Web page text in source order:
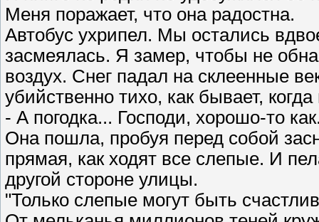
Меня поражает, что она радостна.
Автобус ухрипел. Мы остались
засмеялась. Я замер, чтобы не
воздух. Снег падал на склеенные
убийственно тихо, как бывает,
- А погодка... Господи, хорошо-то
Она пошла, пробуя перед собой
прямая, как ходят все слепые. И
другой стороне улицы.
"Только слепые могут быть